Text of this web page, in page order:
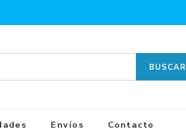
BUSCAR
Envíos Contacto